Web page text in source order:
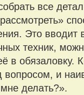
все
Это вводит
техник,
в обязаловку.
вопросом, и
делать?».